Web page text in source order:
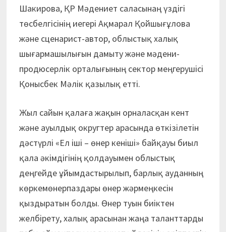
Шакирова, ҚР Мәдениет саласынаң үздігі
төсбелгісінің иегері Ақмарал Қойшығұлова
және сценарист-автор, облыстық халық
шығармашылығын дамыту және мәдени-
продюсерлік орталығының сектор меңгерушісі
Қонысбек Мәлік қазылық етті.
Жыл сайын қалаға жақын орналасқан кент
және ауылдық округтер арасында өткізілетін
дәстүрлі «Ел іші – өнер кеніші» байқауы биыл
қала әкімдігінің қолдауымен облыстық
деңгейде ұйымдастырылып, барлық ауданның
көркемөнерпаздары өнер жәрмеңкесін
қыздыратын болды. Өнер туын биіктен
желбірету, халық арасынан жаңа таланттарды